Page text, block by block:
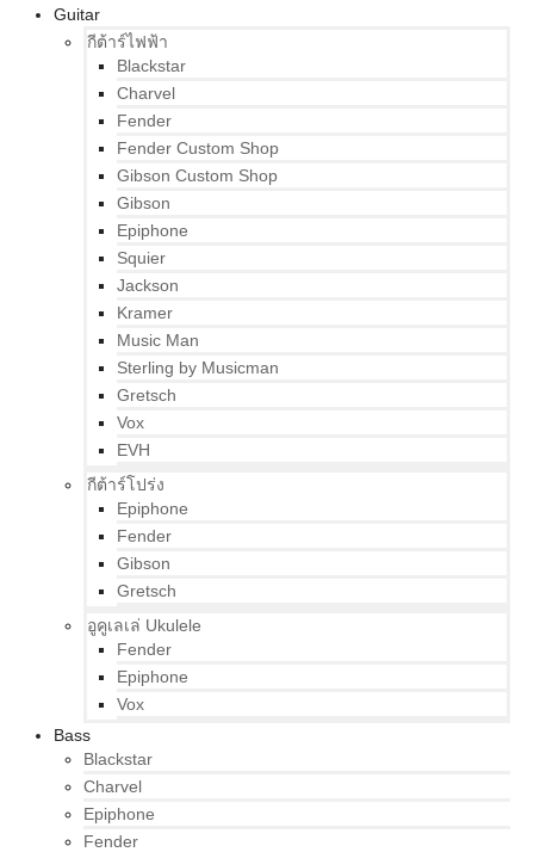
Guitar
กีต้าร์ไฟฟ้า
Blackstar
Charvel
Fender
Fender Custom Shop
Gibson Custom Shop
Gibson
Epiphone
Squier
Jackson
Kramer
Music Man
Sterling by Musicman
Gretsch
Vox
EVH
กีต้าร์โปร่ง
Epiphone
Fender
Gibson
Gretsch
อูคูเลเล่ Ukulele
Fender
Epiphone
Vox
Bass
Blackstar
Charvel
Epiphone
Fender